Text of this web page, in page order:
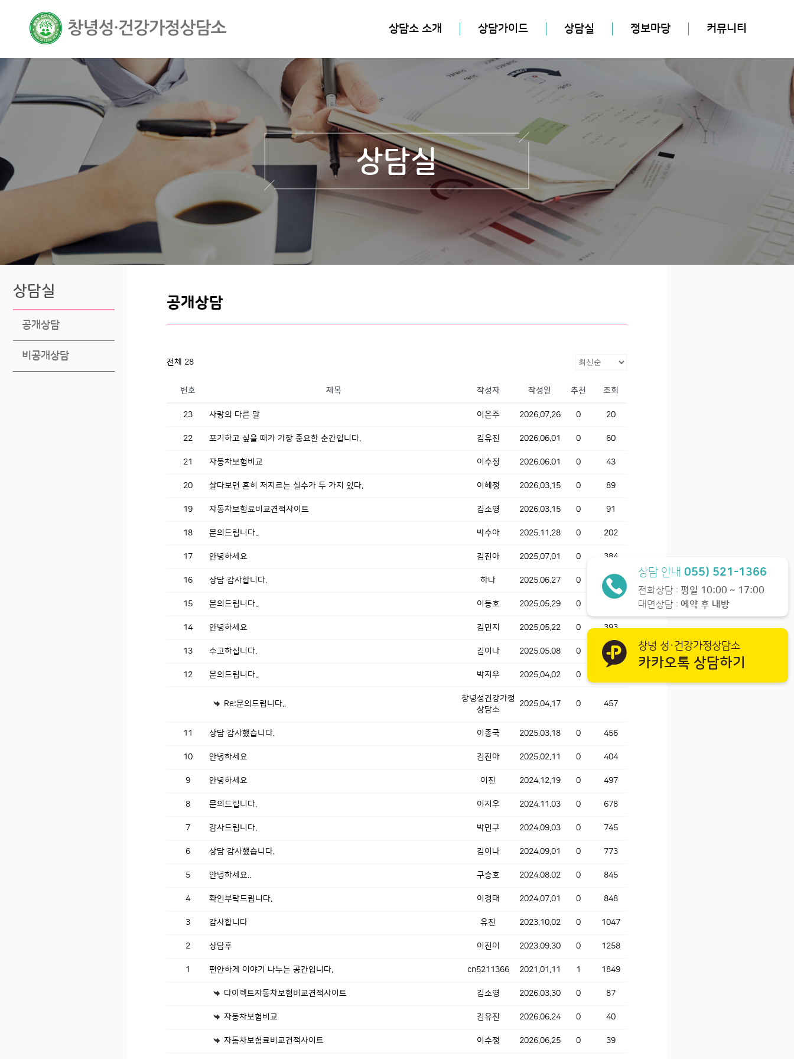
상담소 소개 상담가이드 상담실 정보마당 커뮤니티
상담 안내 055) 521-1366
전화상담 : 평일 10:00 ~ 17:00
대면상담 : 예약 후 내방
창녕 성·건강가정상담소
카카오톡 상담하기
상담실
상담실
공개상담
비공개상담
공개상담
전체 28
번호 제목 작성자 작성일 추천 조회
23 사랑의 다른 말 이은주 2026.07.26 0 20
22 포기하고 싶을 때가 가장 중요한 순간입니다. 김유진 2026.06.01 0 60
21 자동차보험비교 이수정 2026.06.01 0 43
20 살다보면 흔히 저지르는 실수가 두 가지 있다. 이혜정 2026.03.15 0 89
19 자동차보험료비교견적사이트 김소영 2026.03.15 0 91
18 문의드립니다.. 박수아 2025.11.28 0 202
17 안녕하세요 김진아 2025.07.01 0 384
16 상담 감사합니다. 하나 2025.06.27 0 362
15 문의드립니다.. 이동호 2025.05.29 0
14 안녕하세요 김민지 2025.05.22 0 393
13 수고하십니다. 김이나 2025.05.08 0 399
12 문의드립니다.. 박지우 2025.04.02 0
Re:문의드립니다..
창녕성건강가정
상담소
2025.04.17 0 457
11 상담 감사했습니다. 이종국 2025.03.18 0 456
10 안녕하세요 김진아 2025.02.11 0 404
9 안녕하세요 이진 2024.12.19 0 497
8 문의드립니다. 이지우 2024.11.03 0 678
7 감사드립니다. 박민구 2024.09.03 0 745
6 상담 감사했습니다. 김이나 2024.09.01 0 773
5 안녕하세요.. 구승호 2024.08.02 0 845
4 확인부탁드립니다. 이경태 2024.07.01 0 848
3 감사합니다 유진 2023.10.02 0 1047
2 상담후 이진이 2023.09.30 0 1258
1 편안하게 이야기 나누는 공간입니다. cn5211366 2021.01.11 1 1849
다이렉트자동차보험비교견적사이트 김소영 2026.03.30 0 87
자동차보험비교 김유진 2026.06.24 0 40
자동차보험료비교견적사이트 이수정 2026.06.25 0 39